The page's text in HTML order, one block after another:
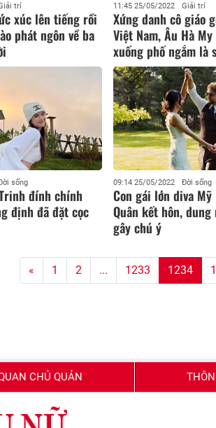
trí
xúc lên tiếng rồi
phát ngôn về ba
11:45 25/05/2022 Giải trí
Xứng danh cô giáo
Việt Nam, Âu Hà
xuống phố ngắm là
sống
đính chính
định đã đặt cọc
09:14 25/05/2022 Đời sống
Con gái lớn diva
Quân kết hôn, dung
gây chú ý
« 1 2 ... 1233 1234
CHỦ QUẢN